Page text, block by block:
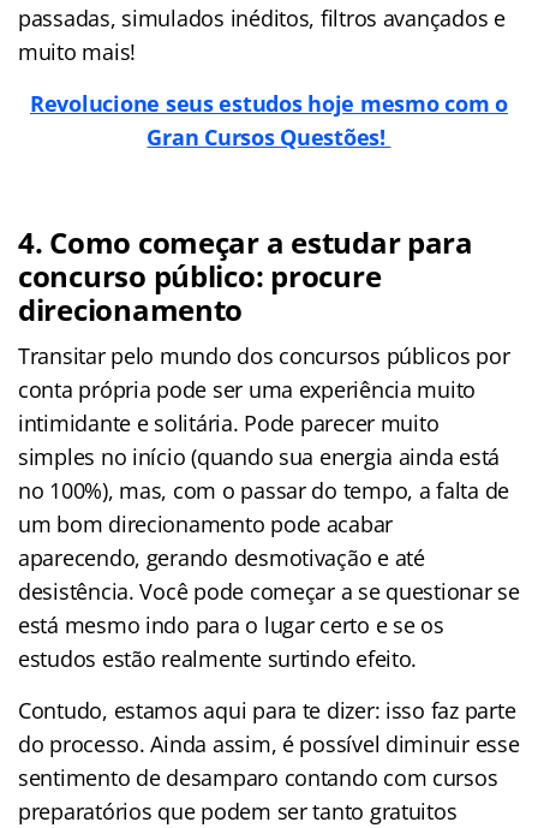
passadas, simulados inéditos, filtros avançados e
muito mais!
Revolucione seus estudos hoje mesmo com o
Gran Cursos Questões!
4. Como começar a estudar para
concurso público: procure
direcionamento
Transitar pelo mundo dos concursos públicos por
conta própria pode ser uma experiência muito
intimidante e solitária. Pode parecer muito
simples no início (quando sua energia ainda está
no 100%), mas, com o passar do tempo, a falta de
um bom direcionamento pode acabar
aparecendo, gerando desmotivação e até
desistência. Você pode começar a se questionar se
está mesmo indo para o lugar certo e se os
estudos estão realmente surtindo efeito.
Contudo, estamos aqui para te dizer: isso faz parte
do processo. Ainda assim, é possível diminuir esse
sentimento de desamparo contando com cursos
preparatórios que podem ser tanto gratuitos